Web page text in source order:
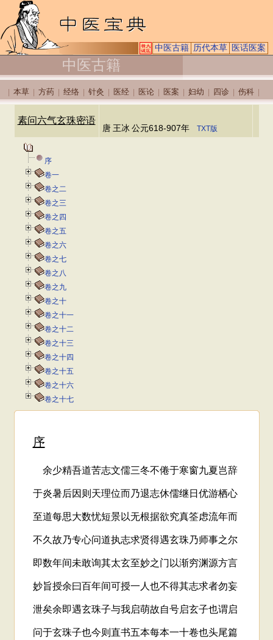
中医古籍 历代本草 医话医案
中医古籍
本草 方药 经络 针灸 医经 医论 医案 妇幼 四诊 伤科
素问六气玄珠密语
唐 王冰 公元618-907年 TXT版
序
卷一
卷之二
卷之三
卷之四
卷之五
卷之六
卷之七
卷之八
卷之九
卷之十
卷之十一
卷之十二
卷之十三
卷之十四
卷之十五
卷之十六
卷之十七